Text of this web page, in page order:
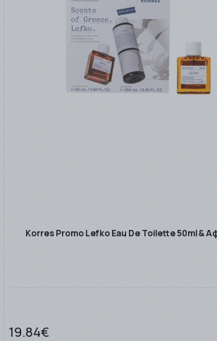
Korres Promo Lefko Eau De Toilette 50ml &
19.84€